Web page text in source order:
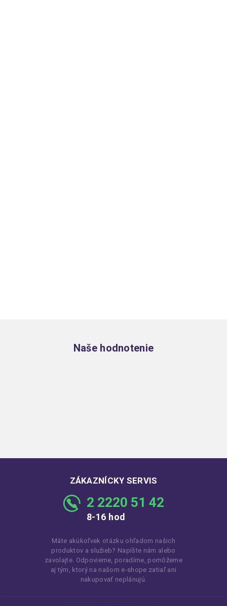
Naše hodnotenie
ZÁKAZNÍCKY SERVIS
2 2220 51 42
8-16 hod
Máte akúkoľvek otázku ohľadom našich
produktov a služieb? Napíšte nám alebo
zavolajte. Odpovieme, poradíme, pomôžeme
aj tým, ktorý na našom e-shope zatiaľ ani
nakupovať neplánujú.